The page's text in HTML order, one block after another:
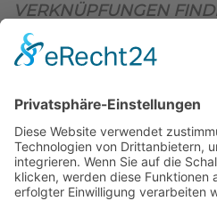
VERKNÜPFUNGEN
OBEREN SEITENRAND)
BIENENZUCHTVEREIN
1871 E.V.
1. Vorsitzender